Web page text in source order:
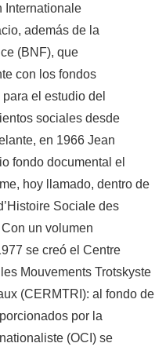
Internationale
además de la
(BNF), que
con los fondos
el estudio del
sociales desde
en 1966 Jean
fondo documental el
hoy llamado, dentro de
Sociale des
un volumen
se creó el Centre
Mouvements Trotskyste
(CERMTRI): al fondo de
por la
(OCI) se